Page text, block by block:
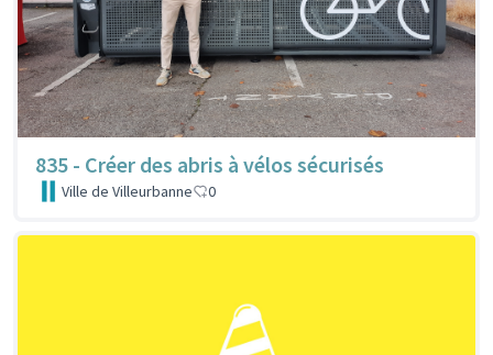
835 - Créer des abris à vélos sécurisés
Ville de Villeurbanne 0